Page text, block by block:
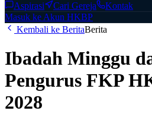
Aspirasi Cari Gereja
Kontak
Masuk ke Akun HKBP
Kembali ke BeritaBerita
Ibadah Minggu
Pengurus FKP
2028